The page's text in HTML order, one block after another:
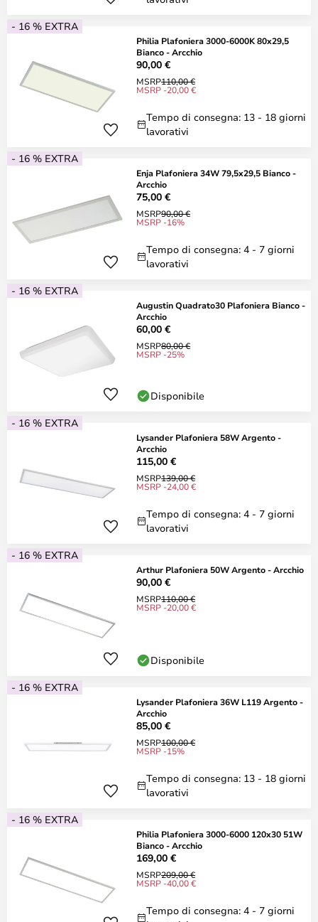
- 16 % EXTRA
Philia Plafoniera 3000-6000K 80x29,5
Bianco - Arcchio
90,00 €
MSRP110,00 €
MSRP -20,00 €
Tempo di consegna: 13 - 18 giorni
lavorativi
- 16 % EXTRA
Enja Plafoniera 34W 79,5x29,5 Bianco -
Arcchio
75,00 €
MSRP90,00 €
MSRP -16%
Tempo di consegna: 4 - 7 giorni
lavorativi
- 16 % EXTRA
Augustin Quadrato30 Plafoniera Bianco -
Arcchio
60,00 €
MSRP80,00 €
MSRP -25%
Disponibile
- 16 % EXTRA
Lysander Plafoniera 58W Argento -
Arcchio
115,00 €
MSRP139,00 €
MSRP -24,00 €
Tempo di consegna: 4 - 7 giorni
lavorativi
- 16 % EXTRA
Arthur Plafoniera 50W Argento - Arcchio
90,00 €
MSRP110,00 €
MSRP -20,00 €
Disponibile
- 16 % EXTRA
Lysander Plafoniera 36W L119 Argento -
Arcchio
85,00 €
MSRP100,00 €
MSRP -15%
Tempo di consegna: 13 - 18 giorni
lavorativi
- 16 % EXTRA
Philia Plafoniera 3000-6000 120x30 51W
Bianco - Arcchio
169,00 €
MSRP209,00 €
MSRP -40,00 €
Tempo di consegna: 4 - 7 giorni